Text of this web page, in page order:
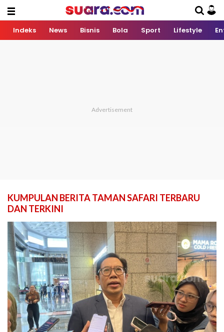
Indeks News Bisnis Bola Sport Lifestyle
KUMPULAN BERITA TAMAN SAFARI TERBARU
DAN TERKINI